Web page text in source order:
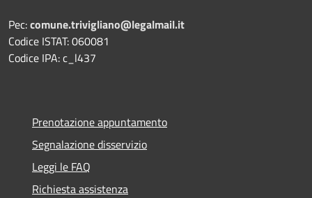
Pec:comune.trivigliano@legalmail.it
Codice ISTAT: 060081
Codice IPA: c_l437
Prenotazione appuntamento
Segnalazione disservizio
Leggi le FAQ
Richiesta assistenza